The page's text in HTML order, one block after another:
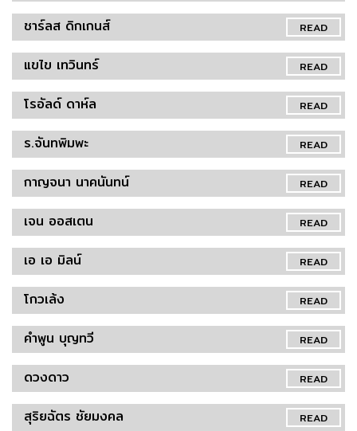
READ
ชาร์ลส ดิกเกนส์
READ
แขไข เทวินทร์
READ
โรอัลด์ ดาห์ล
READ
ร.จันทพิมพะ
READ
กาญจนา นาคนันทน์
READ
เจน ออสเตน
READ
เอ เอ มิลน์
READ
โกวเล้ง
READ
คำพูน บุญทวี
READ
ดวงดาว
READ
สุริยฉัตร ชัยมงคล